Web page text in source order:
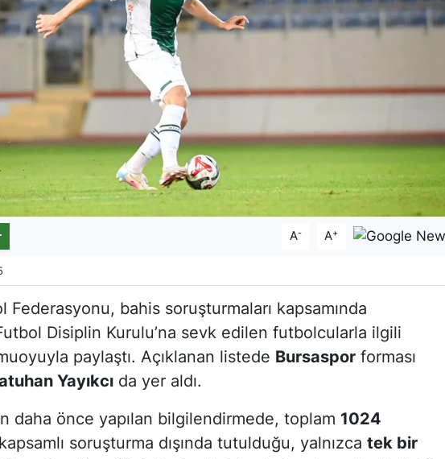
A- A+
Federasyonu, bahis soruşturmaları kapsamında
Disiplin Kurulu’na sevk edilen futbolcularla ilgili
paylaştı. Açıklanan listede Bursasporforması
Yayıkcıda yer aldı.
daha önce yapılan bilgilendirmede, toplam 1024
soruşturma dışında tutulduğu, yalnızca tek bir